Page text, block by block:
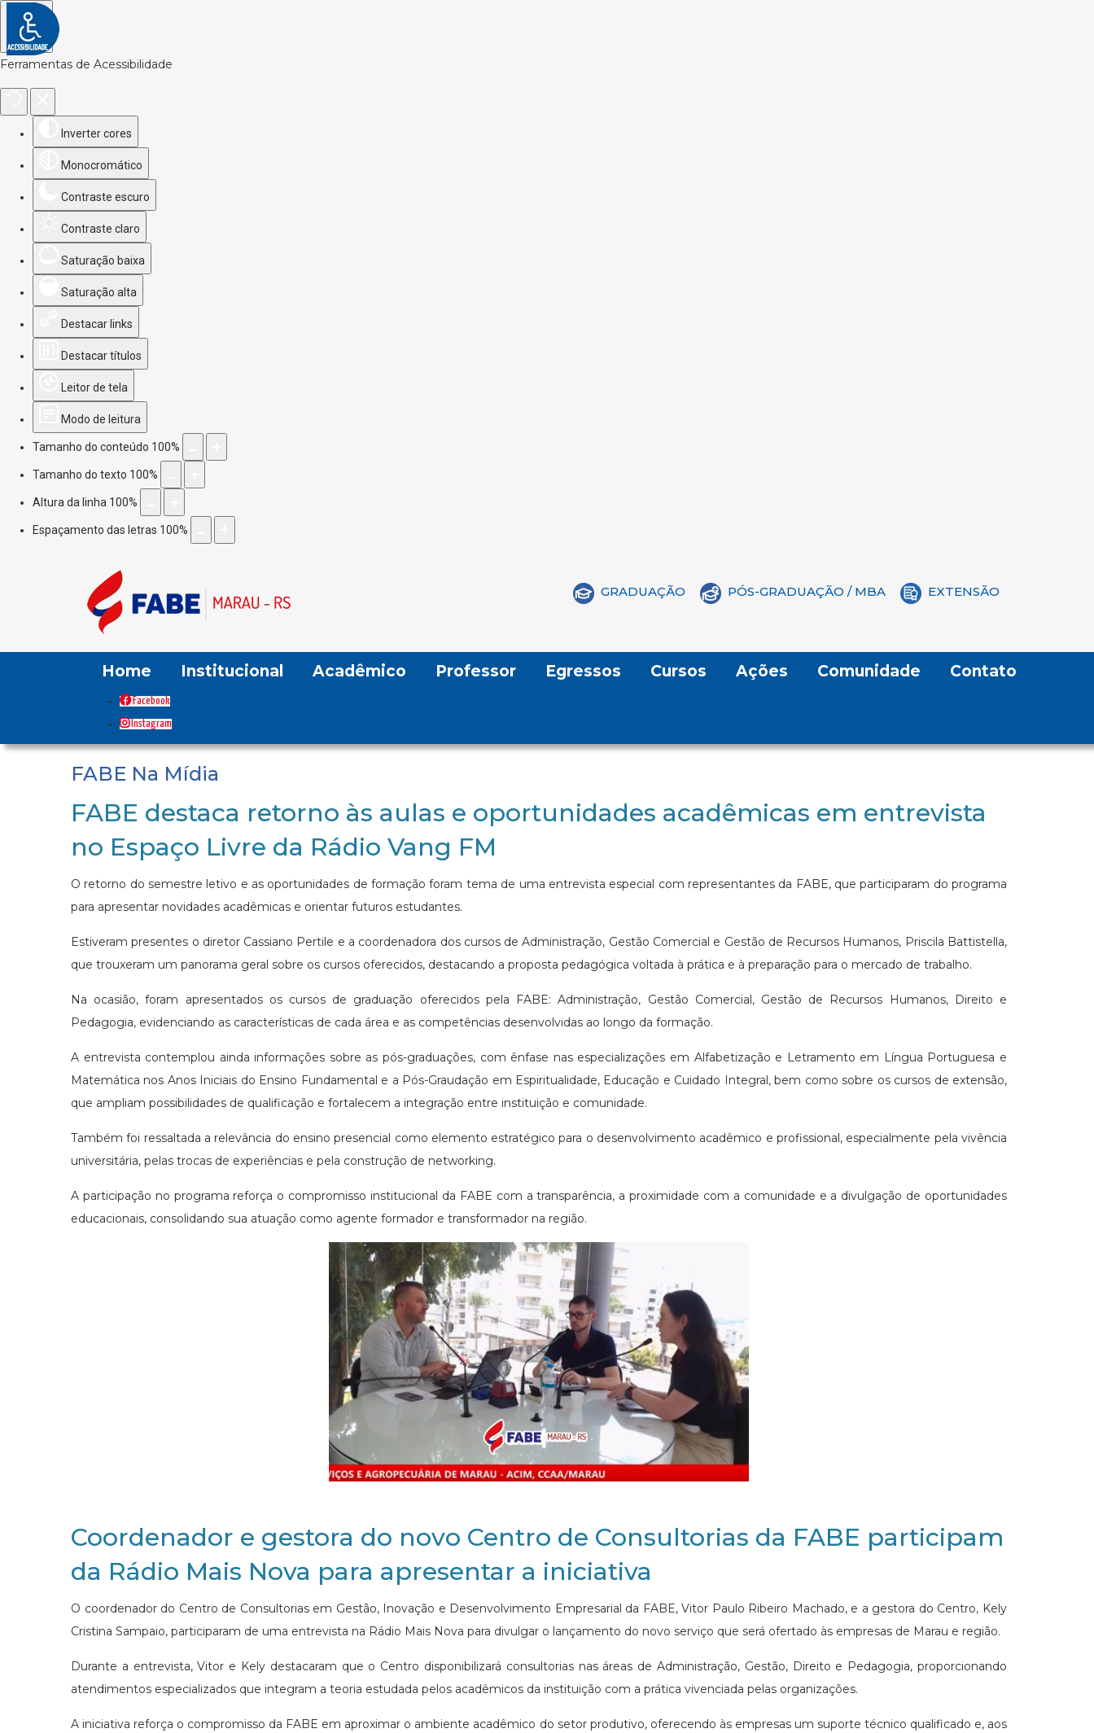
Ferramentas de Acessibilidade
Inverter cores
Monocromático
Contraste escuro
Contraste claro
Saturação baixa
Saturação alta
Destacar links
Destacar títulos
Leitor de tela
Modo de leitura
Tamanho do conteúdo 100%
Tamanho do texto 100%
Altura da linha 100%
Espaçamento das letras 100%
GRADUAÇÃO PÓS-GRADUAÇÃO / MBA EXTENSÃO
Home Institucional Acadêmico Professor Egressos Cursos Ações Comunidade Contato
Facebook
Instagram
FABE Na Mídia
FABE destaca retorno às aulas e oportunidades acadêmicas em entrevista
no Espaço Livre da Rádio Vang FM
O retorno do semestre letivo e as oportunidades de formação foram tema de uma entrevista especial com representantes da FABE, que participaram do programa
para apresentar novidades acadêmicas e orientar futuros estudantes.
Estiveram presentes o diretor Cassiano Pertile e a coordenadora dos cursos de Administração, Gestão Comercial e Gestão de Recursos Humanos, Priscila Battistella,
que trouxeram um panorama geral sobre os cursos oferecidos, destacando a proposta pedagógica voltada à prática e à preparação para o mercado de trabalho.
Na ocasião, foram apresentados os cursos de graduação oferecidos pela FABE: Administração, Gestão Comercial, Gestão de Recursos Humanos, Direito e
Pedagogia, evidenciando as características de cada área e as competências desenvolvidas ao longo da formação.
A entrevista contemplou ainda informações sobre as pós-graduações, com ênfase nas especializações em Alfabetização e Letramento em Língua Portuguesa e
Matemática nos Anos Iniciais do Ensino Fundamental e a Pós-Graudação em Espiritualidade, Educação e Cuidado Integral, bem como sobre os cursos de extensão,
que ampliam possibilidades de qualificação e fortalecem a integração entre instituição e comunidade.
Também foi ressaltada a relevância do ensino presencial como elemento estratégico para o desenvolvimento acadêmico e profissional, especialmente pela vivência
universitária, pelas trocas de experiências e pela construção de networking.
A participação no programa reforça o compromisso institucional da FABE com a transparência, a proximidade com a comunidade e a divulgação de oportunidades
educacionais, consolidando sua atuação como agente formador e transformador na região.
Coordenador e gestora do novo Centro de Consultorias da FABE participam
da Rádio Mais Nova para apresentar a iniciativa
O coordenador do Centro de Consultorias em Gestão, Inovação e Desenvolvimento Empresarial da FABE, Vitor Paulo Ribeiro Machado, e a gestora do Centro, Kely
Cristina Sampaio, participaram de uma entrevista na Rádio Mais Nova para divulgar o lançamento do novo serviço que será ofertado às empresas de Marau e região.
Durante a entrevista, Vitor e Kely destacaram que o Centro disponibilizará consultorias nas áreas de Administração, Gestão, Direito e Pedagogia, proporcionando
atendimentos especializados que integram a teoria estudada pelos acadêmicos da instituição com a prática vivenciada pelas organizações.
A iniciativa reforça o compromisso da FABE em aproximar o ambiente acadêmico do setor produtivo, oferecendo às empresas um suporte técnico qualificado e, aos